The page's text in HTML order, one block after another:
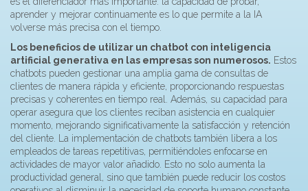
aprender y mejorar continuamente es lo que permite a la IA
volverse más precisa con el tiempo.
Los beneficios de utilizar un chatbot con inteligencia
artificial generativa en las empresas son numerosos. Estos
chatbots pueden gestionar una amplia gama de consultas de
clientes de manera rápida y eficiente, proporcionando respuestas
precisas y coherentes en tiempo real. Además, su capacidad para
operar asegura que los clientes reciban asistencia en cualquier
momento, mejorando significativamente la satisfacción y retención
del cliente. La implementación de chatbots también libera a los
empleados de tareas repetitivas, permitiéndoles enfocarse en
actividades de mayor valor añadido. Esto no solo aumenta la
productividad general, sino que también puede reducir los costos